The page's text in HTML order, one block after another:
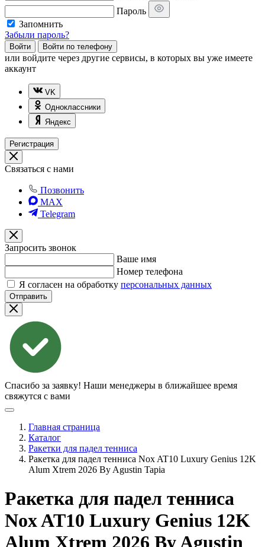
Пароль
Запомнить
Забыли пароль?
Войти Войти по телефону
или войдите через другие сервисы, в которых вы уже имеете
аккаунт
VK
Одноклассники
Яндекс
Регистрация
Связаться с нами
Позвонить
MAX
Telegram
Запросить звонок
Ваше имя
Номер телефона
Я согласен на обработку персональных данных
Отправить
Спасибо за заявку! Наши менеджеры в ближайшее время
свяжутся с вами
Главная страница
Каталог
Ракетки для падел тенниса
Ракетка для падел тенниса Nox AT10 Luxury Genius 12K
Alum Xtrem 2026 By Agustin Tapia
Ракетка для падел тенниса
Nox AT10 Luxury Genius 12K
Alum Xtrem 2026 By Agustin